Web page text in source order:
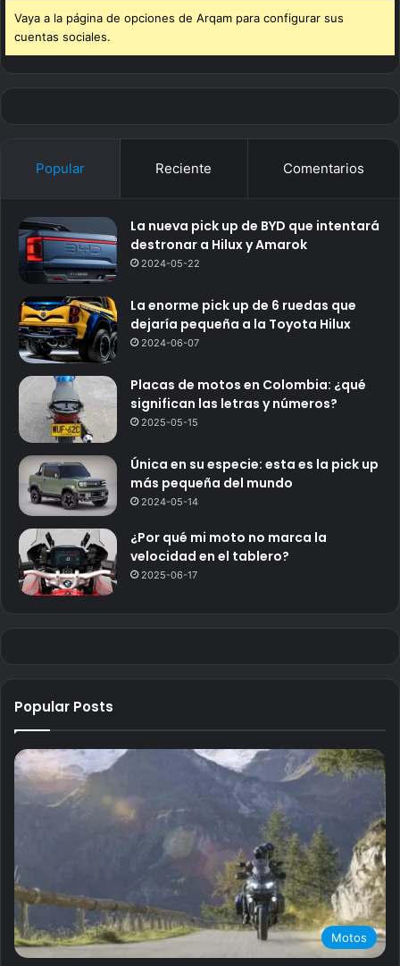
Vaya a la página de opciones de Arqam para configurar sus
cuentas sociales.
Popular Reciente Comentarios
La nueva pick up de BYD que intentará
destronar a Hilux y Amarok
2024-05-22
La enorme pick up de 6 ruedas que
dejaría pequeña a la Toyota Hilux
2024-06-07
Placas de motos en Colombia: ¿qué
significan las letras y números?
2025-05-15
Única en su especie: esta es la pick up
más pequeña del mundo
2024-05-14
¿Por qué mi moto no marca la
velocidad en el tablero?
2025-06-17
Popular Posts
Motos